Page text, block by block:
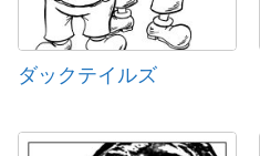
ダックテイルズ